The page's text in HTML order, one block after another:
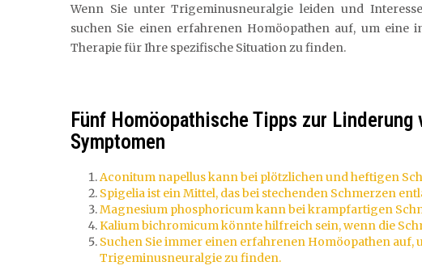
Wenn Sie unter Trigeminusneuralgie leiden und
suchen Sie einen erfahrenen Homöopathen auf, um
Therapie für Ihre spezifische Situation zu finden.
Fünf Homöopathische Tipps zur
Symptomen
Aconitum napellus kann bei plötzlichen und heftigen
Spigelia ist ein Mittel, das bei stechenden Schmerzen
Magnesium phosphoricum kann bei krampfartigen
Kalium bichromicum könnte hilfreich sein, wenn die
Suchen Sie immer einen erfahrenen Homöopathen
Trigeminusneuralgie zu finden.